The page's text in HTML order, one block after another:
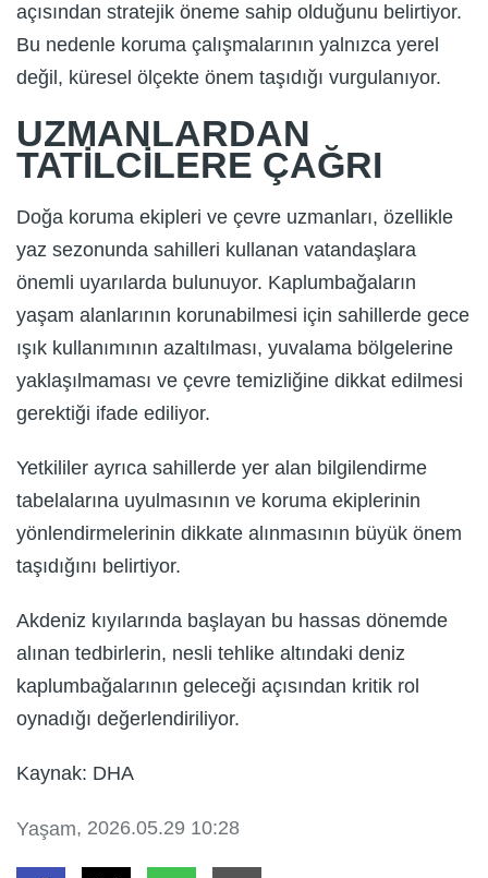
açısından stratejik öneme sahip olduğunu belirtiyor.
Bu nedenle koruma çalışmalarının yalnızca yerel
değil, küresel ölçekte önem taşıdığı vurgulanıyor.
UZMANLARDAN
TATİLCİLERE ÇAĞRI
Doğa koruma ekipleri ve çevre uzmanları, özellikle
yaz sezonunda sahilleri kullanan vatandaşlara
önemli uyarılarda bulunuyor. Kaplumbağaların
yaşam alanlarının korunabilmesi için sahillerde gece
ışık kullanımının azaltılması, yuvalama bölgelerine
yaklaşılmaması ve çevre temizliğine dikkat edilmesi
gerektiği ifade ediliyor.
Yetkililer ayrıca sahillerde yer alan bilgilendirme
tabelalarına uyulmasının ve koruma ekiplerinin
yönlendirmelerinin dikkate alınmasının büyük önem
taşıdığını belirtiyor.
Akdeniz kıyılarında başlayan bu hassas dönemde
alınan tedbirlerin, nesli tehlike altındaki deniz
kaplumbağalarının geleceği açısından kritik rol
oynadığı değerlendiriliyor.
Kaynak: DHA
Yaşam, 2026.05.29 10:28